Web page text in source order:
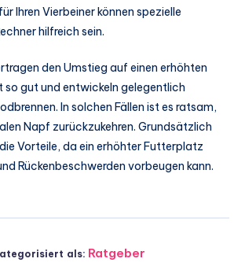
für Ihren Vierbeiner können spezielle
hilfreich sein.
den Umstieg auf einen erhöhten
gut und entwickeln gelegentlich
In solchen Fällen ist es ratsam,
Napf zurückzukehren. Grundsätzlich
Vorteile, da ein erhöhter Futterplatz
Rückenbeschwerden vorbeugen kann.
als: Ratgeber